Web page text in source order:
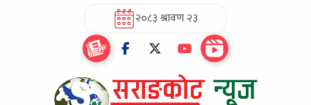
२०८३ श्रावण २३